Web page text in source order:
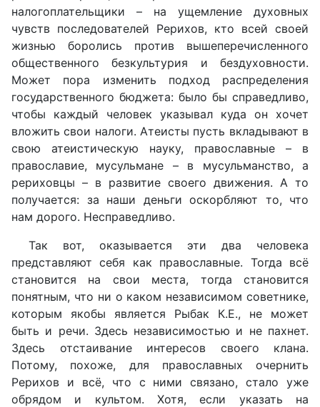
налогоплательщики – на ущемление духовных
чувств последователей Рерихов, кто всей своей
жизнью боролись против вышеперечисленного
общественного безкультурия и бездуховности.
Может пора изменить подход распределения
государственного бюджета: было бы справедливо,
чтобы каждый человек указывал куда он хочет
вложить свои налоги. Атеисты пусть вкладывают в
свою атеистическую науку, православные – в
православие, мусульмане – в мусульманство, а
рериховцы – в развитие своего движения. А то
получается: за наши деньги оскорбляют то, что
нам дорого. Несправедливо.
Так вот, оказывается эти два человека
представляют себя как православные. Тогда всё
становится на свои места, тогда становится
понятным, что ни о каком независимом советнике,
которым якобы является Рыбак К.Е., не может
быть и речи. Здесь независимостью и не пахнет.
Здесь отстаивание интересов своего клана.
Потому, похоже, для православных очернить
Рерихов и всё, что с ними связано, стало уже
обрядом и культом. Хотя, если указать на